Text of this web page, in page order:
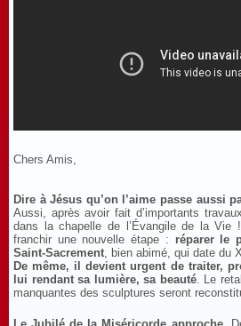
Chers Amis,
Dire à Jésus qu’on l’aime passe aussi
Aussi, après avoir fait d’importants
dans la chapelle de l’Évangile de la Vie
franchir une nouvelle étape : réparer le
Saint-Sacrement, bien abimé, qui date du
De même, il devient urgent de traiter,
lui rendant sa lumière, sa beauté. Le
manquantes des sculptures seront